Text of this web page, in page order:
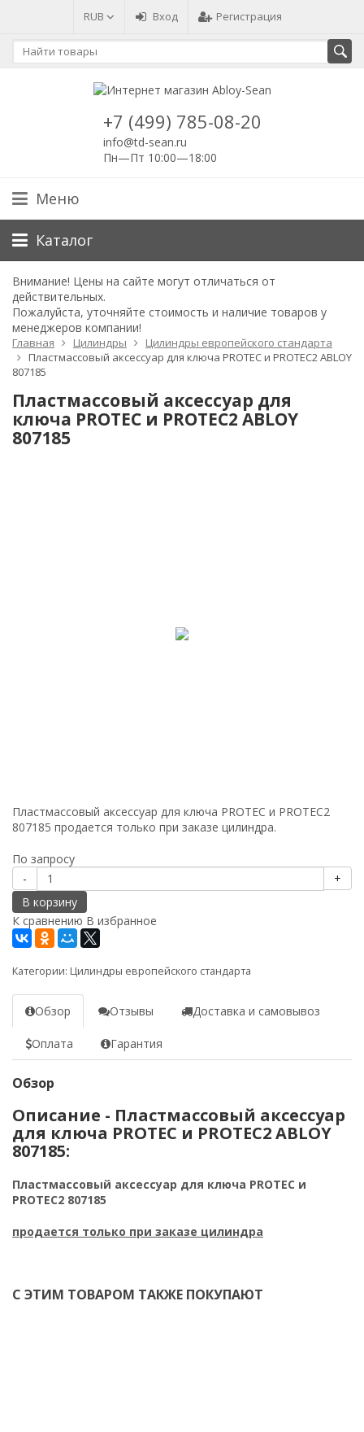
RUB Вход Регистрация
+7 (499) 785-08-20
info@td-sean.ru
Пн—Пт 10:00—18:00
Меню
Каталог
Внимание! Цены на сайте могут отличаться от
действительных.
Пожалуйста, уточняйте стоимость и наличие товаров у
менеджеров компании!
Главная Цилиндры
Цилиндры европейского стандарта
Пластмассовый аксессуар для ключа PROTEC и PROTEC2 ABLOY
807185
Пластмассовый аксессуар для
ключа PROTEC и PROTEC2 ABLOY
807185
Пластмассовый аксессуар для ключа PROTEC и PROTEC2
807185 продается только при заказе цилиндра.
По запросу
-
+
В корзину
К сравнению В избранное
Категории: Цилиндры европейского стандарта
Обзор Отзывы Доставка и самовывоз
Оплата Гарантия
Обзор
Описание - Пластмассовый аксессуар
для ключа PROTEC и PROTEC2 ABLOY
807185:
Пластмассовый аксессуар для ключа PROTEC и
PROTEC2 807185
продается только при заказе цилиндра
С ЭТИМ ТОВАРОМ ТАКЖЕ ПОКУПАЮТ